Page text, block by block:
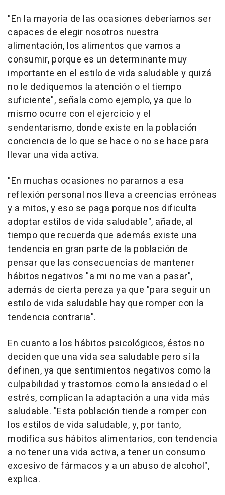
"En la mayoría de las ocasiones deberíamos ser
capaces de elegir nosotros nuestra
alimentación, los alimentos que vamos a
consumir, porque es un determinante muy
importante en el estilo de vida saludable y quizá
no le dediquemos la atención o el tiempo
suficiente", señala como ejemplo, ya que lo
mismo ocurre con el ejercicio y el
sendentarismo, donde existe en la población
conciencia de lo que se hace o no se hace para
llevar una vida activa.
"En muchas ocasiones no pararnos a esa
reflexión personal nos lleva a creencias erróneas
y a mitos, y eso se paga porque nos dificulta
adoptar estilos de vida saludable", añade, al
tiempo que recuerda que además existe una
tendencia en gran parte de la población de
pensar que las consecuencias de mantener
hábitos negativos "a mi no me van a pasar",
además de cierta pereza ya que "para seguir un
estilo de vida saludable hay que romper con la
tendencia contraria".
En cuanto a los hábitos psicológicos, éstos no
deciden que una vida sea saludable pero sí la
definen, ya que sentimientos negativos como la
culpabilidad y trastornos como la ansiedad o el
estrés, complican la adaptación a una vida más
saludable. "Esta población tiende a romper con
los estilos de vida saludable, y, por tanto,
modifica sus hábitos alimentarios, con tendencia
a no tener una vida activa, a tener un consumo
excesivo de fármacos y a un abuso de alcohol",
explica.